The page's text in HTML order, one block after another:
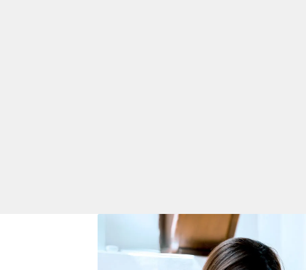
en värdefull egenskap för en maskiningenjör. För att ligga i framkant
hålla sig uppdaterade om nya teknologier och metoder och vara
för att förbättra företagets produkter och processer. Slutligen är